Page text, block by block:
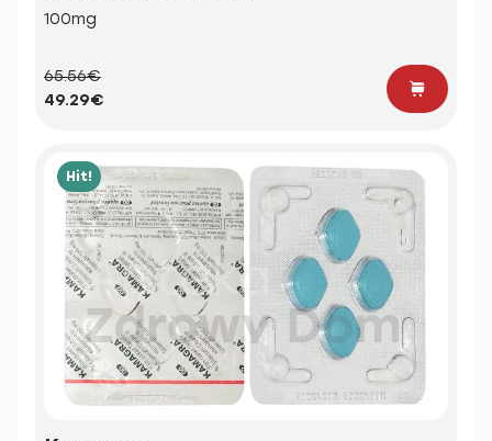
100mg
65.56€
49.29€
Hit!